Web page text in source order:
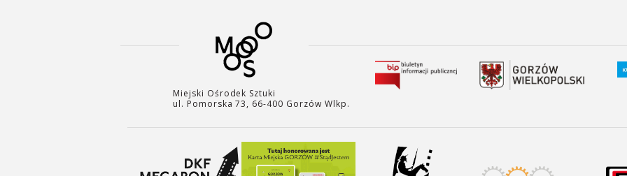
Miejski Ośrodek Sztuki
ul. Pomorska 73, 66-400 Gorzów Wlkp.